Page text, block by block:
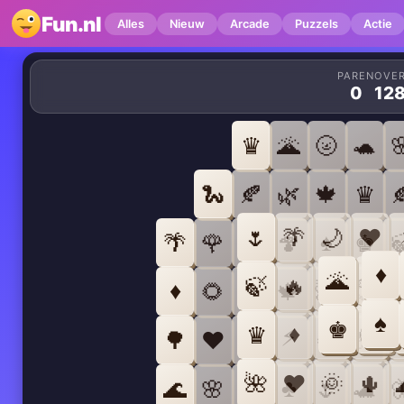
Fun.nl Alles Nieuw Arcade Puzzels Actie
PAREN
0
OVER
128
♛ 🌋 🌝 🐢
🐍
🍂 🌿 🍁 ♛
🌴 🌹 ♛ 🍄 ♠ ♚
♦
🌻 🍂 🍁 🌺 🌻 🌷
🌳
♥ 🌵 ⚡ 🍀 🌺 ♠
🌊 🌸 🍀 ♣ 🌷 🐢
🌷 🌴 🌙 ♥
🍃 🔥 🍄 🐟
♛
♦ 🐟 🌝
🌺 ♥ 🌞 🌵
🌋 🌼
♚
🍄
♦
♠